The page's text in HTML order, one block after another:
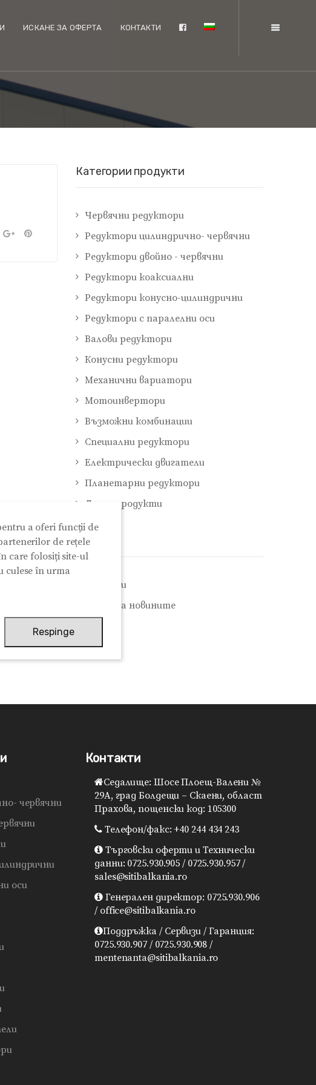
ИСКАНЕ ЗА ОФЕРТА КОНТАКТИ
Категории продукти
Червячни редуктори
Редуктори цилиндрично- червячни
Редуктори двойно - червячни
Редуктори коаксиални
Редуктори конусно-цилиндрични
Редуктори с паралелни оси
Валови редуктори
Конусни редуктори
Механични вариатори
Мотоинвертори
Възможни комбинации
Специални редуктори
Електрически двигатели
Планетарни редуктори
Други продукти
Cтатии
Новости
Архив на новините
червячни
оси
Контакти
Седалище: Шосе Плоещ-Валени №
29A, град Болдещи – Скаени, област
Прахова, пощенски код: 105300
Телефон/факс: +40 244 434 243
Търговски оферти и Технически
данни: 0725.930.905 / 0725.930.957 /
sales@sitibalkania.ro
Генерален директор: 0725.930.906
/ office@sitibalkania.ro
Поддръжка / Сервизи / Гаранция:
0725.930.907 / 0725.930.908 /
mentenanta@sitibalkania.ro
a oferi funcții de
de rețele
care folosiți site-ul
culese în urma
Respinge